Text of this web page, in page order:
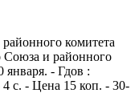
комитета
Союза и районного
января. - Гдов :
4 с. - Цена 15 коп. - 30-